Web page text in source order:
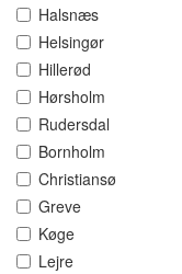
Halsnæs
Helsingør
Hillerød
Hørsholm
Rudersdal
Bornholm
Christiansø
Greve
Køge
Lejre